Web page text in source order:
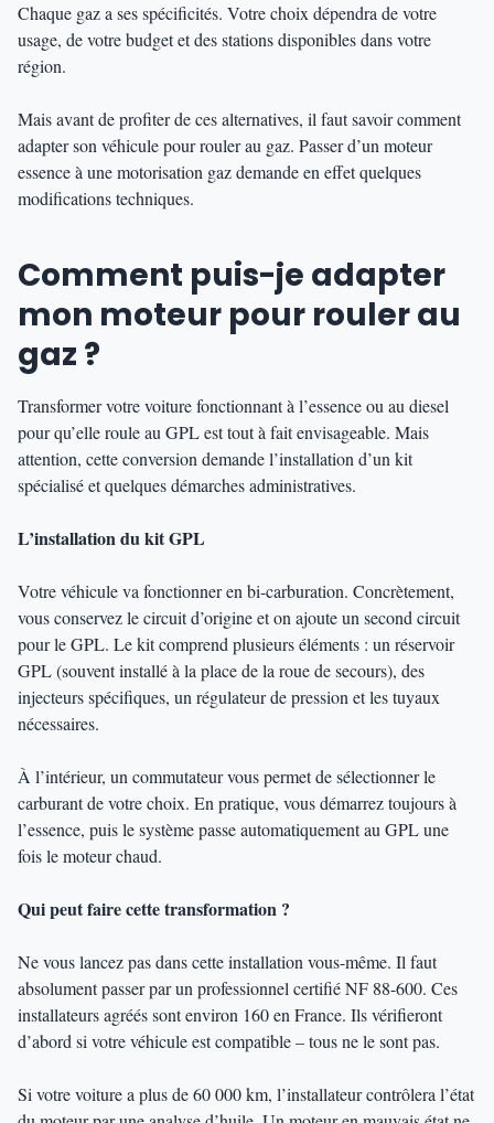
Chaque gaz a ses spécificités. Votre choix dépendra de votre
usage, de votre budget et des stations disponibles dans votre
région.
Mais avant de profiter de ces alternatives, il faut savoir comment
adapter son véhicule pour rouler au gaz. Passer d’un moteur
essence à une motorisation gaz demande en effet quelques
modifications techniques.
Comment puis-je adapter
mon moteur pour rouler au
gaz ?
Transformer votre voiture fonctionnant à l’essence ou au diesel
pour qu’elle roule au GPL est tout à fait envisageable. Mais
attention, cette conversion demande l’installation d’un kit
spécialisé et quelques démarches administratives.
L’installation du kit GPL
Votre véhicule va fonctionner en bi-carburation. Concrètement,
vous conservez le circuit d’origine et on ajoute un second circuit
pour le GPL. Le kit comprend plusieurs éléments : un réservoir
GPL (souvent installé à la place de la roue de secours), des
injecteurs spécifiques, un régulateur de pression et les tuyaux
nécessaires.
À l’intérieur, un commutateur vous permet de sélectionner le
carburant de votre choix. En pratique, vous démarrez toujours à
l’essence, puis le système passe automatiquement au GPL une
fois le moteur chaud.
Qui peut faire cette transformation ?
Ne vous lancez pas dans cette installation vous-même. Il faut
absolument passer par un professionnel certifié NF 88-600. Ces
installateurs agréés sont environ 160 en France. Ils vérifieront
d’abord si votre véhicule est compatible – tous ne le sont pas.
Si votre voiture a plus de 60 000 km, l’installateur contrôlera l’état